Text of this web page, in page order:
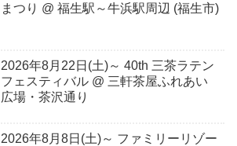
まつり @ 福生駅～牛浜駅周辺 (福生市)
2026年8月22日(土)～ 40th 三茶ラテン
フェスティバル @ 三軒茶屋ふれあい
広場・茶沢通り
2026年8⽉8⽇(⼟)～ ファミリーリゾー